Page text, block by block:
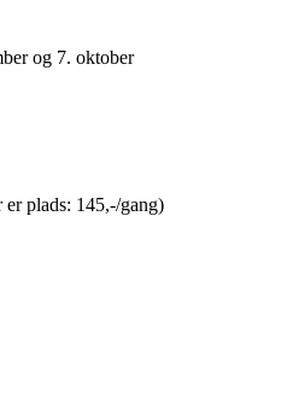
og 7. oktober
plads: 145,-/gang)